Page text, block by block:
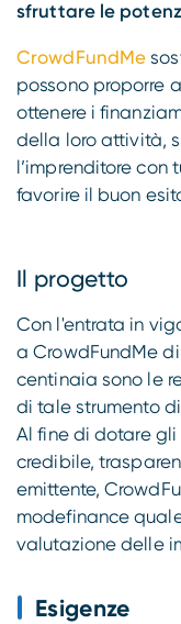
sfruttare le
CrowdFundMe
possono proporre
ottenere i
della loro attività,
l’imprenditore con
favorire il buon
Il progetto
Con l'entrata in
a CrowdFundMe
centinaia sono le
di tale strumento
Al fine di dotare
credibile,
emittente,
modefinance
valutazione delle
Esigenze